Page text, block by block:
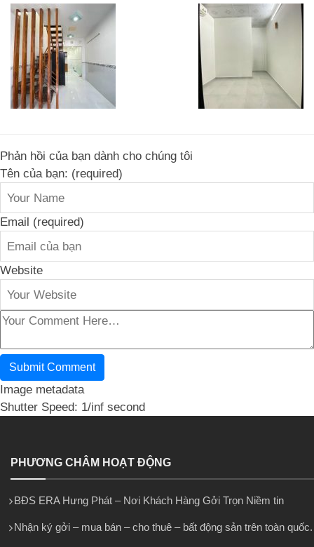
Phản hồi của bạn dành cho chúng tôi
Tên của bạn: (required)
Email (required)
Website
Image metadata
Shutter Speed: 1/inf second
PHƯƠNG CHÂM HOẠT ĐỘNG
BĐS ERA Hưng Phát – Nơi Khách Hàng Gởi Trọn Niềm tin
Nhận ký gởi – mua bán – cho thuê – bất động sản trên toàn quốc.